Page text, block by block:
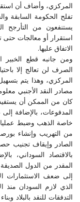
المركزي، وأضاف أن
تفلح الحكومة السابقة
يستنفعون من التأرجح
استقرار أو معالجات حتى
الاتفاق عليها.
ومن جانبه قطع الخبير
الصرف لن تعالج إلا
المركزي، وهذا يتم
مصادر النقد الأجنبي
كان من الممكن أن
المدفوعات، بالإضافة
خاصة الذهب وضبط
من التهريب وإنشاء
الصادر وإيقاف تجنيب
بالاقتصاد السوداني،
المقدر من الدول
إلى ضعف الاستثمارات
الذي لازم السودان منذ
التدفقات للنقد بالبلاد